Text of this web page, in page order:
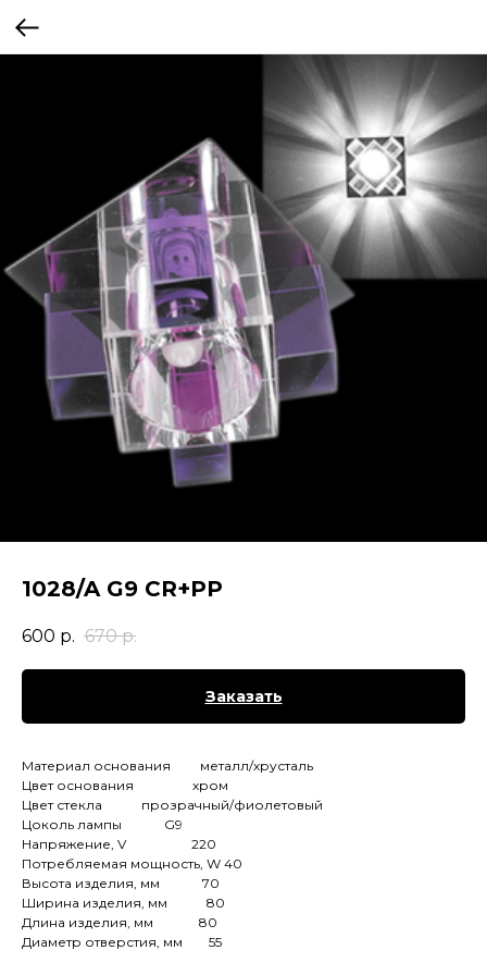
1028/A G9 CR+PP
600 р. 670 р.
Заказать
Материал основания металл/хрусталь
Цвет основания хром
Цвет стекла прозрачный/фиолетовый
Цоколь лампы G9
Напряжение, V 220
Потребляемая мощность, W 40
Высота изделия, мм 70
Ширина изделия, мм 80
Длина изделия, мм 80
Диаметр отверстия, мм 55